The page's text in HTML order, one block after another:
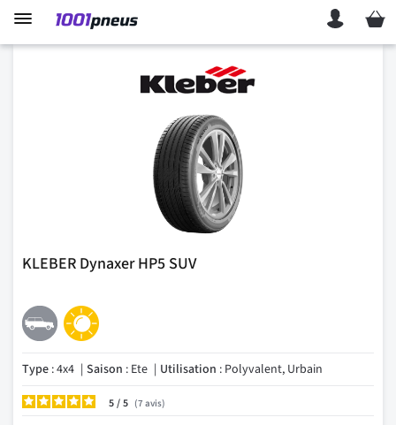
Mon
KLEBER Dynaxer HP5 SUV
Type : 4x4 Saison : Ete Utilisation : Polyvalent, Urbain
5/ 7 avis